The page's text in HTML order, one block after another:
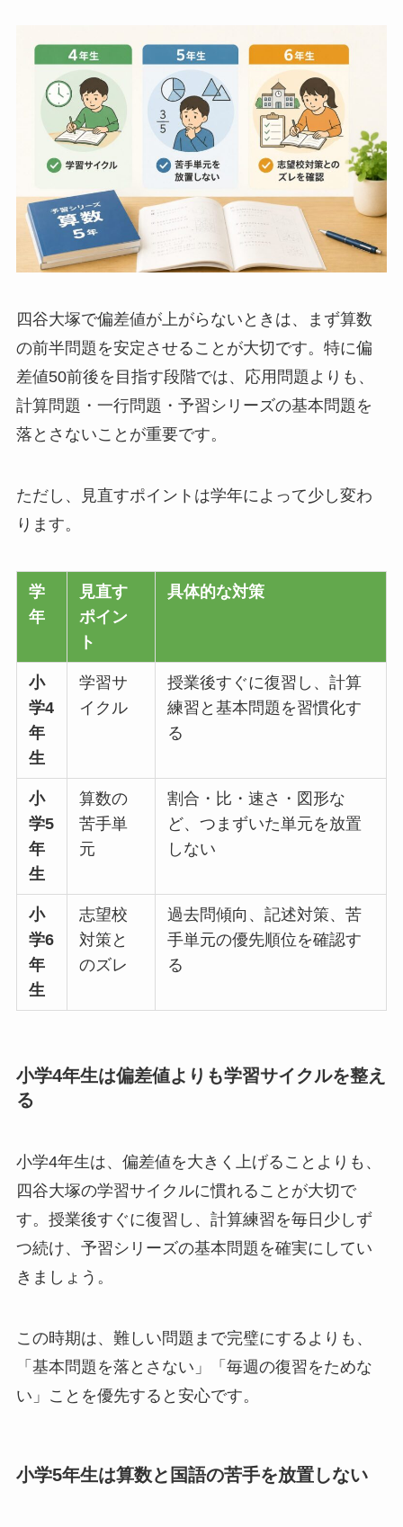
四谷大塚で偏差値が上がらないときは、まず算数
の前半問題を安定させることが大切です。特に偏
差値50前後を目指す段階では、応用問題よりも、
計算問題・一行問題・予習シリーズの基本問題を
落とさないことが重要です。
ただし、見直すポイントは学年によって少し変わ
ります。
学
年
見直す
ポイン
ト
具体的な対策
小
学4
年
生
学習サ
イクル
授業後すぐに復習し、計算
練習と基本問題を習慣化す
る
小
学5
年
生
算数の
苦手単
元
割合・比・速さ・図形な
ど、つまずいた単元を放置
しない
小
学6
年
生
志望校
対策と
のズレ
過去問傾向、記述対策、苦
手単元の優先順位を確認す
る
小学4年生は偏差値よりも学習サイクルを整え
る
小学4年生は、偏差値を大きく上げることよりも、
四谷大塚の学習サイクルに慣れることが大切で
す。授業後すぐに復習し、計算練習を毎日少しず
つ続け、予習シリーズの基本問題を確実にしてい
きましょう。
この時期は、難しい問題まで完璧にするよりも、
「基本問題を落とさない」「毎週の復習をためな
い」ことを優先すると安心です。
小学5年生は算数と国語の苦手を放置しない